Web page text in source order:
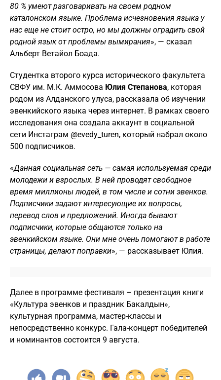
80 % умеют разговаривать на своем родном
каталонском языке. Проблема исчезновения языка у
нас еще не стоит остро, но мы должны оградить свой
родной язык от проблемы вымирания», — сказал
Альберт Ветайол Боада.
Студентка второго курса исторического факультета
СВФУ им. М.К. Аммосова Юлия Степанова, которая
родом из Алданского улуса, рассказала об изучении
эвенкийского языка через интернет. В рамках своего
исследования она создала аккаунт в социальной
сети Инстаграм @evedy_turen, который набрал около
500 подписчиков.
«Данная социальная сеть — самая используемая среди
молодежи и взрослых. В ней проводят свободное
время миллионы людей, в том числе и сотни эвенков.
Подписчики задают интересующие их вопросы,
перевод слов и предложений. Иногда бывают
подписчики, которые общаются только на
эвенкийском языке. Они мне очень помогают в работе
страницы, делают поправки», — рассказывает Юлия.
Далее в программе фестиваля – презентация книги
«Культура эвенков и праздник Бакалдын»,
культурная программа, мастер-классы и
непосредственно конкурс. Гала-концерт победителей
и номинантов состоится 9 августа.